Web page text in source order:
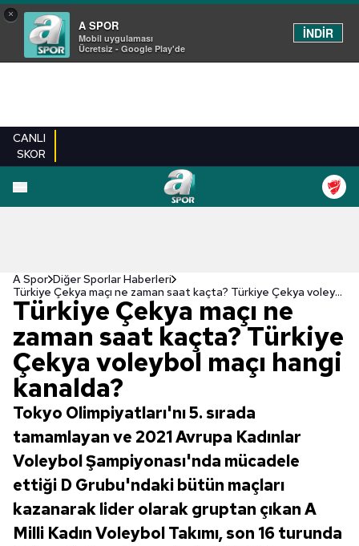
×
A SPOR
Mobil uygulaması
Ücretsiz - Google Play'de
İNDİR
CANLI
SKOR
A Spor Diğer Sporlar Haberleri
Türkiye Çekya maçı ne zaman saat kaçta? Türkiye Çekya voleybol maçı hangi kanalda?
Türkiye Çekya maçı ne
zaman saat kaçta? Türkiye
Çekya voleybol maçı hangi
kanalda?
Tokyo Olimpiyatları'nı 5. sırada
tamamlayan ve 2021 Avrupa Kadınlar
Voleybol Şampiyonası'nda mücadele
ettiği D Grubu'ndaki bütün maçları
kazanarak lider olarak gruptan çıkan A
Milli Kadın Voleybol Takımı, son 16 turunda